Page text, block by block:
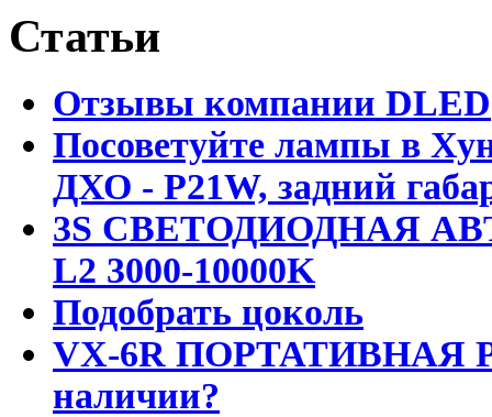
Статьи
Отзывы компании DLED
Посоветуйте лампы в
ДХО - P21W, задний
3S СВЕТОДИОДНАЯ
L2 3000-10000K
Подобрать цоколь
VX-6R ПОРТАТИВНАЯ
наличии?